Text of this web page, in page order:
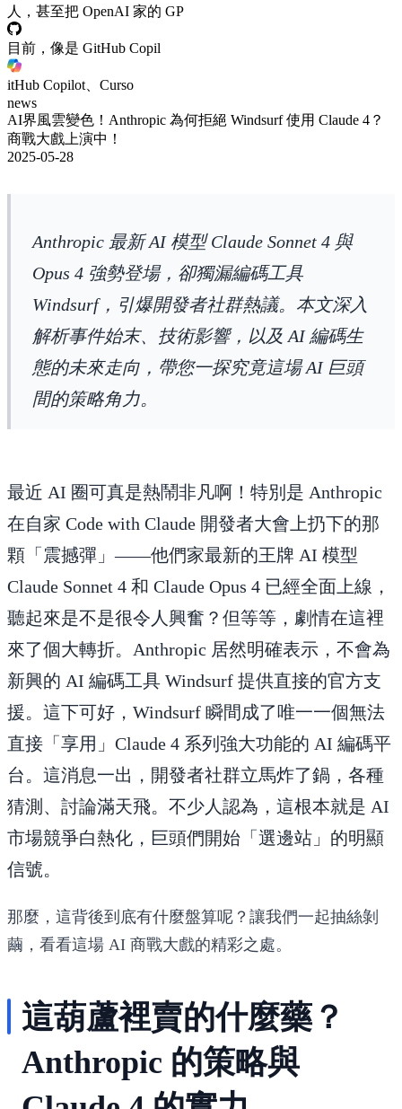
人，甚至把 OpenAI 家的 GP
目前，像是 GitHub Copil
itHub Copilot、Curso
news
AI界風雲變色！Anthropic 為何拒絕 Windsurf 使用 Claude 4？
商戰大戲上演中！
2025-05-28
Anthropic 最新 AI 模型 Claude Sonnet 4 與
Opus 4 強勢登場，卻獨漏編碼工具
Windsurf，引爆開發者社群熱議。本文深入
解析事件始末、技術影響，以及 AI 編碼生
態的未來走向，帶您一探究竟這場 AI 巨頭
間的策略角力。
最近 AI 圈可真是熱鬧非凡啊！特別是 Anthropic
在自家 Code with Claude 開發者大會上扔下的那
顆「震撼彈」——他們家最新的王牌 AI 模型
Claude Sonnet 4 和 Claude Opus 4 已經全面上線，
聽起來是不是很令人興奮？但等等，劇情在這裡
來了個大轉折。Anthropic 居然明確表示，不會為
新興的 AI 編碼工具 Windsurf 提供直接的官方支
援。這下可好，Windsurf 瞬間成了唯一一個無法
直接「享用」Claude 4 系列強大功能的 AI 編碼平
台。這消息一出，開發者社群立馬炸了鍋，各種
猜測、討論滿天飛。不少人認為，這根本就是 AI
市場競爭白熱化，巨頭們開始「選邊站」的明顯
信號。
那麼，這背後到底有什麼盤算呢？讓我們一起抽絲剝
繭，看看這場 AI 商戰大戲的精彩之處。
這葫蘆裡賣的什麼藥？
Anthropic 的策略與